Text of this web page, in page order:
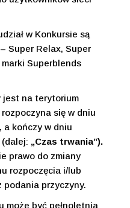
w Konkursie są
Super Relax, Super
Superblends
jest na terytorium
się w dniu
, a kończy w dniu
(dalej: „Czas trwania”).
prawo do zmiany
rozpoczęcia i/lub
podania przyczyny.
może być pełnoletnia